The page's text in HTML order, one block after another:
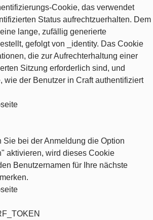
Cookie, das verwendet
Status aufrechtzuerhalten. Dem
lange, zufällig generierte
gefolgt von _identity. Das Cookie
die zur Aufrechterhaltung einer
Sitzung erforderlich sind, und
wie der Benutzer in Craft authentifiziert
Sie bei der Anmeldung die Option
aktivieren, wird dieses Cookie
Benutzernamen für Ihre nächste